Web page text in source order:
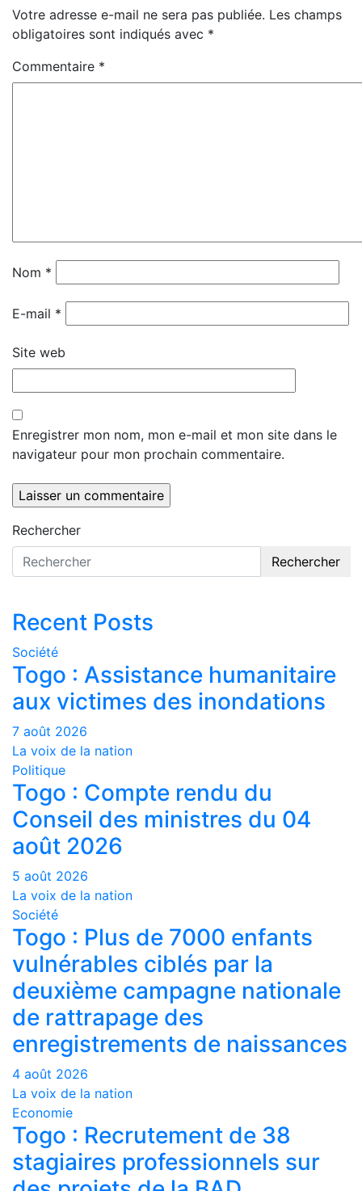
Votre adresse e-mail ne sera pas publiée. Les champs
obligatoires sont indiqués avec *
Commentaire *
Nom *
E-mail *
Site web
Enregistrer mon nom, mon e-mail et mon site dans le
navigateur pour mon prochain commentaire.
Rechercher
Rechercher
Recent Posts
Société
Togo : Assistance humanitaire
aux victimes des inondations
7 août 2026
La voix de la nation
Politique
Togo : Compte rendu du
Conseil des ministres du 04
août 2026
5 août 2026
La voix de la nation
Société
Togo : Plus de 7000 enfants
vulnérables ciblés par la
deuxième campagne nationale
de rattrapage des
enregistrements de naissances
4 août 2026
La voix de la nation
Economie
Togo : Recrutement de 38
stagiaires professionnels sur